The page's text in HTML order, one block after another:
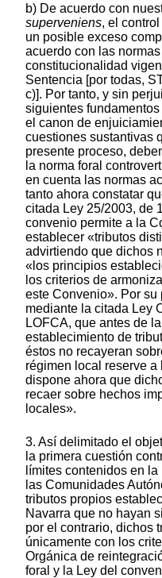
b) De acuerdo con
superveniens, el
un posible exceso
acuerdo con las
constitucionalidad
Sentencia [por todas,
c)]. Por tanto, y sin
siguientes
el canon de
cuestiones sustantivas
presente proceso,
la norma foral
en cuenta las normas
tanto ahora constatar
citada Ley 25/2003, de
convenio permite a la
establecer «tributos
advirtiendo que dichos
«los principios
los criterios de
este Convenio». Por su
mediante la citada Ley
LOFCA, que antes de
establecimiento de
éstos no recayeran
régimen local reserve
dispone ahora que
recaer sobre hechos
locales».
3. Así delimitado el
la primera cuestión
límites contenidos en
las Comunidades
tributos propios
Navarra que no hayan
por el contrario, dichos
únicamente con los
Orgánica de
foral y la Ley del